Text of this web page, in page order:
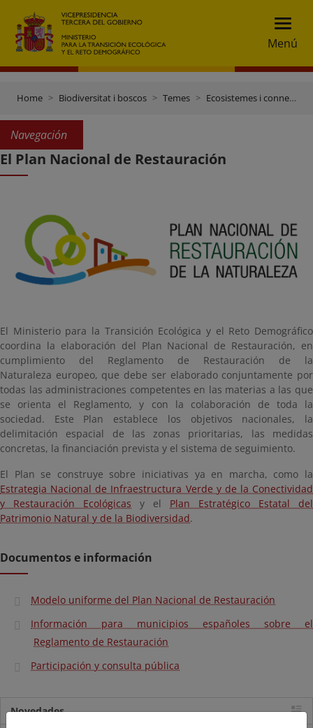
Menú
Home Biodiversitat i boscos Temes Ecosistemes i connectivitat
Navegación
El Plan Nacional de Restauración
El Ministerio para la Transición Ecológica y el Reto Demográfico
coordina la elaboración del Plan Nacional de Restauración, en
cumplimiento del Reglamento de Restauración de la
Naturaleza europeo, que debe ser elaborado conjuntamente por
todas las administraciones competentes en las materias a las que
se orienta el Reglamento, y con la colaboración de toda la
sociedad. Este Plan establece los objetivos nacionales, la
delimitación espacial de las zonas prioritarias, las medidas
concretas, la financiación prevista y el sistema de seguimiento.
El Plan se construye sobre iniciativas ya en marcha, como la
Estrategia Nacional de Infraestructura Verde y de la Conectividad
y Restauración Ecológicas y el Plan Estratégico Estatal del
Patrimonio Natural y de la Biodiversidad.
Documentos e información
Modelo uniforme del Plan Nacional de Restauración
Información para municipios españoles sobre el
Reglamento de Restauración
Participación y consulta pública
Novedades